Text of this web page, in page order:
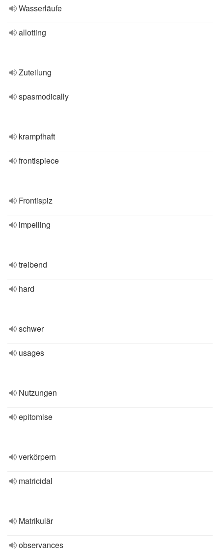
Wasserläufe
allotting
Zuteilung
spasmodically
krampfhaft
frontispiece
Frontispiz
impelling
treibend
hard
schwer
usages
Nutzungen
epitomise
verkörpern
matricidal
Matrikulär
observances